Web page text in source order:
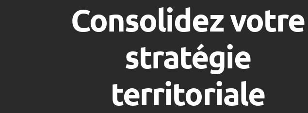
Consolidez votre
stratégie
territoriale